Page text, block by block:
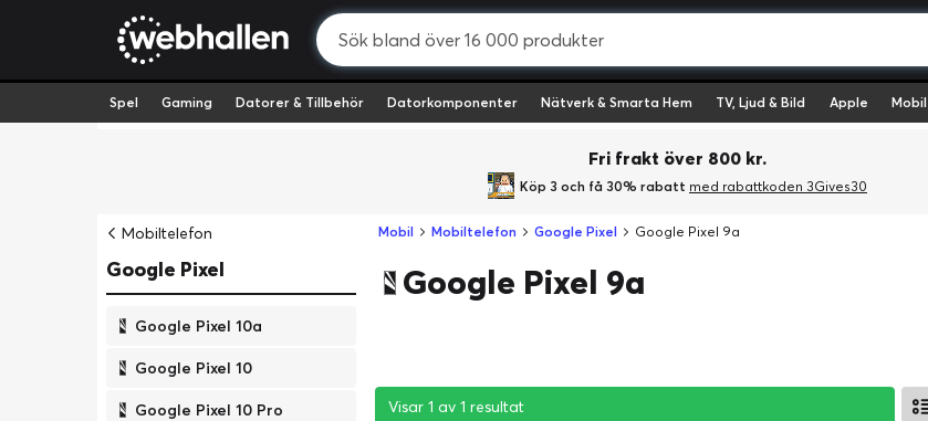
Spel Gaming Datorer & Tillbehör Datorkomponenter Nätverk & Smarta Hem TV, Ljud & Bild Apple Mobil
Fri frakt över 800 kr.
Köp 3 och få 30% rabatt med rabattkoden 3Gives30
Mobiltelefon
Google Pixel
Google Pixel 10a
Google Pixel 10
Google Pixel 10 Pro
Mobil Mobiltelefon Google Pixel Google Pixel 9a
Google Pixel 9a
Visar 1 av 1 resultat
Visar 1 av 1 resultat
Visar 1 av 1 resultat